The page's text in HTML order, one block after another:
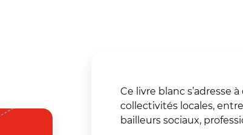
Ce livre blanc s’adresse
collectivités locales,
bailleurs sociaux,